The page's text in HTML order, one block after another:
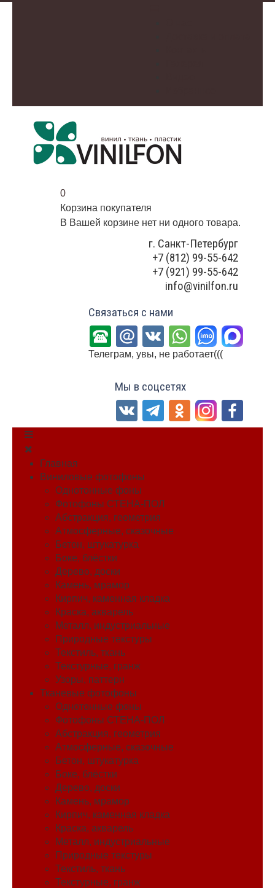
0
Корзина покупателя
В Вашей корзине нет ни одного товара.
г. Санкт-Петербург
+7 (812) 99-55-642
+7 (921) 99-55-642
info@vinilfon.ru
Связаться с нами
Телеграм, увы, не работает(((
Мы в соцсетях
Главная
Виниловые фотофоны
Однотонные фоны
Фотофоны СТЕНА-ПОЛ
Абстракция, геометрия
Атмосферные, сказочные
Бетон, штукатурка
Боке, блёстки
Дерево, доски
Камень, мрамор
Кирпич, каменная кладка
Краска, акварель
Металл, индустриальные
Природные текстуры
Текстиль, ткань
Текстурные, гранж
Узоры, паттерн
Тканевые фотофоны
Однотонные фоны
Фотофоны СТЕНА-ПОЛ
Абстракция, геометрия
Атмосферные, сказочные
Бетон, штукатурка
Боке, блёстки
Дерево, доски
Камень, мрамор
Кирпич, каменная кладка
Краска, акварель
Металл, индустриальные
Природные текстуры
Текстиль, ткань
Текстурные, гранж